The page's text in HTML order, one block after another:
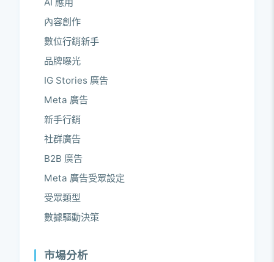
內容創作
數位行銷新手
品牌曝光
IG Stories 廣告
Meta 廣告
新手行銷
社群廣告
B2B 廣告
Meta 廣告受眾設定
受眾類型
數據驅動決策
市場分析